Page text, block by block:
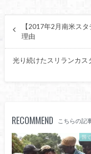
【2017年2月南米ス
理由
光り続けたスリランカ
RECOMMEND こちらの記
国